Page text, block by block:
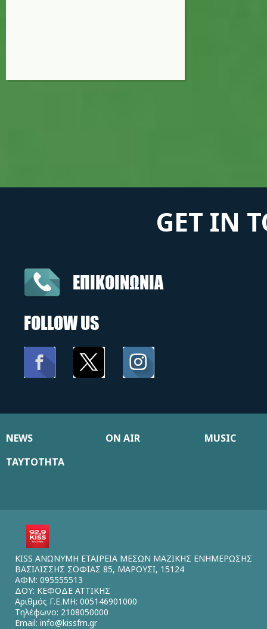
GET IN
ΕΠΙΚΟΙΝΩΝΙΑ
FOLLOW US
NEWS ON AIR
MUSIC
ΤΑΥΤΟΤΗΤΑ
KISS ΑΝΩΝΥΜΗ ΕΤΑΙΡΕΙΑ ΜΕΣΩΝ ΜΑΖΙΚΗΣ ΕΝΗΜΕΡΩΣΗΣ
ΒΑΣΙΛΙΣΣΗΣ ΣΟΦΙΑΣ 85, ΜΑΡΟΥΣΙ, 15124
ΑΦΜ: 095555513
ΔΟΥ: ΚΕΦΟΔΕ ΑΤΤΙΚΗΣ
Αριθμός Γ.Ε.ΜΗ: 005146901000
Τηλέφωνο: 2108050000
Email: info@kissfm.gr